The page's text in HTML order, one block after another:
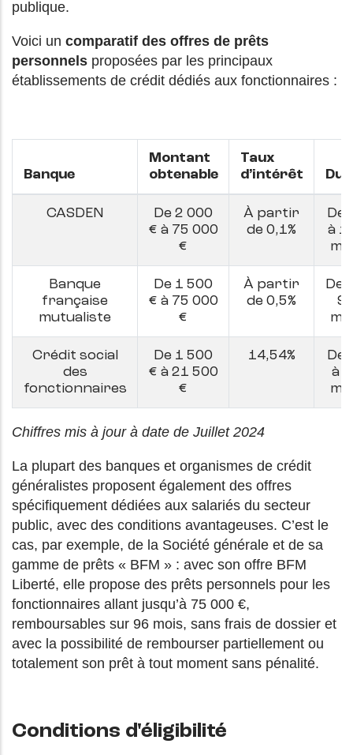
publique.
Voici un comparatif des offres de prêts
personnels proposées par les principaux
établissements de crédit dédiés aux fonctionnaires :
Banque
Montant
obtenable
Taux
d’intérêt
CASDEN
De 2 000
€ à 75 000
€
À partir
de 0,1%
De
à
Banque
française
mutualiste
De 1 500
€ à 75 000
€
À partir
de 0,5%
De
Crédit social
des
fonctionnaires
De 1 500
€ à 21 500
€
14,54%
De
à
Chiffres mis à jour à date de Juillet 2024
La plupart des banques et organismes de crédit
généralistes proposent également des offres
spécifiquement dédiées aux salariés du secteur
public, avec des conditions avantageuses. C’est le
cas, par exemple, de la Société générale et de sa
gamme de prêts « BFM » : avec son offre BFM
Liberté, elle propose des prêts personnels pour les
fonctionnaires allant jusqu’à 75 000 €,
remboursables sur 96 mois, sans frais de dossier et
avec la possibilité de rembourser partiellement ou
totalement son prêt à tout moment sans pénalité.
Conditions d'éligibilité